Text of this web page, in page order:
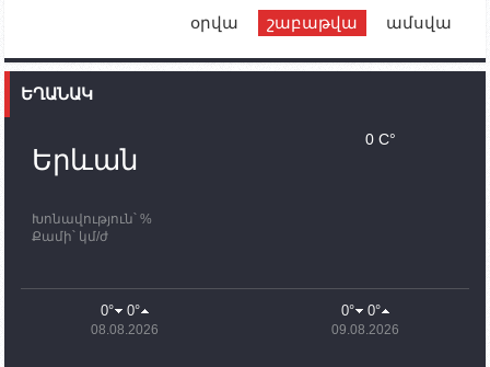
Ֆրանսիայի ԱԳ նախարարը կայցելի Հայաստան
պատասխանատուներ կմնան ԼՂ-ում՝ մինչև
որոնողափրկարարական աշխատանքների
11:03
ՄԱԿ-ի առաքելությունը շատ, շատ, շատ օգտակար
Ադրբեջանի փոխվարչապետն այսօր կմեկնի
Ստեփանակերտ
օրվա շաբաթվա ամսվա
ԵՂԱՆԱԿ
Երևան
Խոնավություն՝ %
Քամի՝ կմ/ժ
0 C°
0° 0°
08.08.2026
0° 0°
09.08.2026